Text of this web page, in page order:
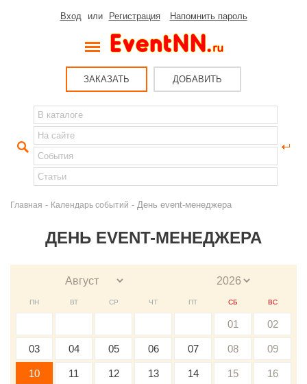
Вход или Регистрация Напомнить пароль
ЗАКАЗАТЬ ДОБАВИТЬ
Главная - Календарь событий - День event-менеджера
ДЕНЬ EVENT-МЕНЕДЖЕРА
ПН ВТ СР ЧТ ПТ СБ ВС
01 02
03 04 05 06 07 08 09
10 11 12 13 14 15 16